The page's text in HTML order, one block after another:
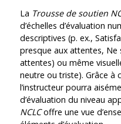
La Trousse de soutien
d’échelles d’évaluation
descriptives (p. ex.,
presque aux attentes,
attentes) ou même
neutre ou triste). Grâce à
l’instructeur pourra
d’évaluation du niveau
NCLCoffre une vue